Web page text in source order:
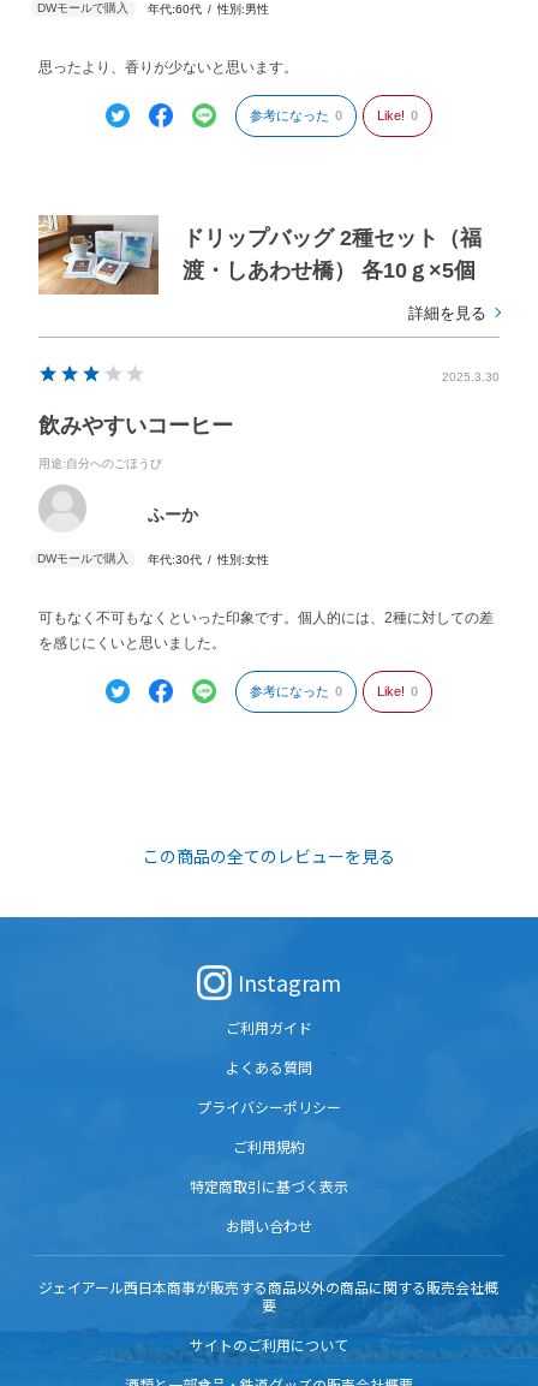
年代:60代 性別:男性
思ったより、香りが少ないと思います。
参考になった 0 Like! 0
ドリップバッグ 2種セット（福
渡・しあわせ橋） 各10ｇ×5個
詳細を見る
2025.3.30
飲みやすいコーヒー
用途:自分へのごほうび
ふーか
年代:30代 性別:女性
可もなく不可もなくといった印象です。個人的には、2種に対しての差
を感じにくいと思いました。
参考になった 0 Like! 0
この商品の全てのレビューを見る
Instagram
ご利用ガイド
よくある質問
プライバシーポリシー
ご利用規約
特定商取引に基づく表示
お問い合わせ
ジェイアール西日本商事が販売する商品以外の商品に関する販売会社概
要
サイトのご利用について